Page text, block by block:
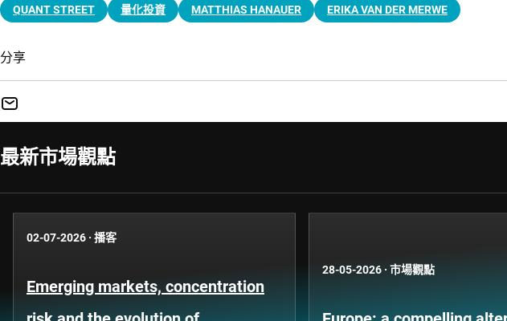
QUANT STREET 量化投資 MATTHIAS HANAUER ERIKA VAN DER MERWE
分享
最新市場觀點
02-07-2026 · 播客
Emerging markets, concentration
28-05-2026 · 市場觀點